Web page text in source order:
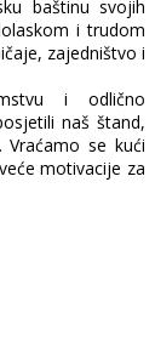
baštinu svojih
i trudom
zajedništvo i
i odlično
naš štand,
Vraćamo se kući
motivacije za